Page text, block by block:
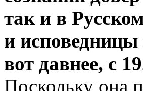
так и в
и
вот давнее, с
Поскольку она